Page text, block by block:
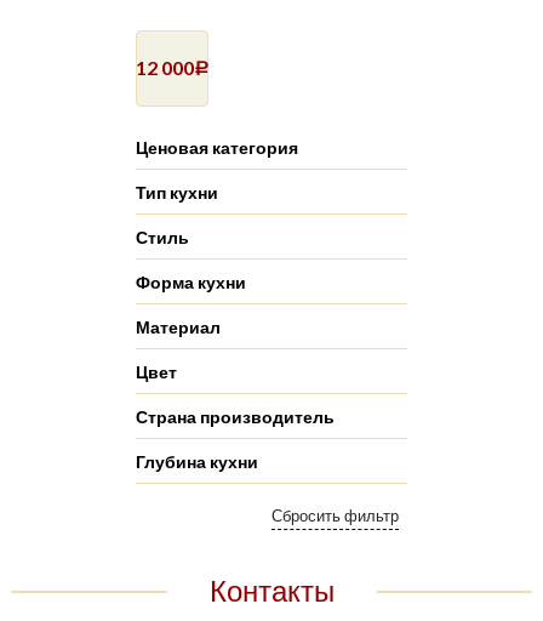
12 000Р
Ценовая категория
Тип кухни
Стиль
Форма кухни
Материал
Цвет
Страна производитель
Глубина кухни
Контакты